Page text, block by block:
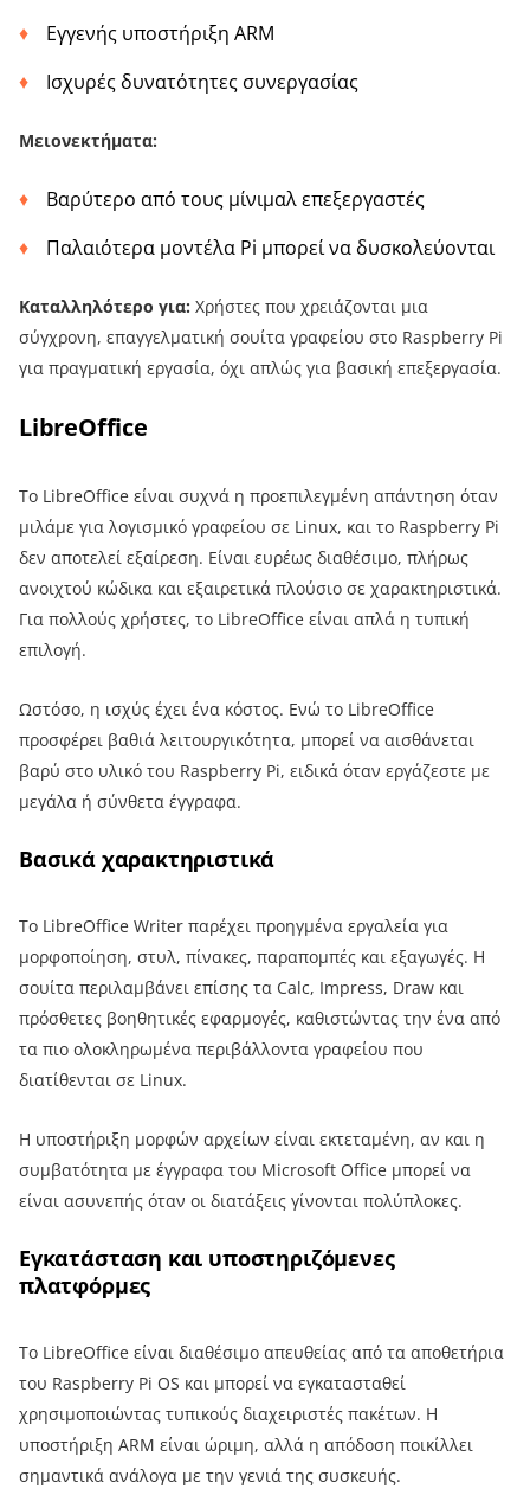
Εγγενής υποστήριξη ARM
Ισχυρές δυνατότητες συνεργασίας
Μειονεκτήματα:
Βαρύτερο από τους μίνιμαλ επεξεργαστές
Παλαιότερα μοντέλα Pi μπορεί να δυσκολεύονται
Καταλληλότερο για: Χρήστες που χρειάζονται μια
σύγχρονη, επαγγελματική σουίτα γραφείου στο Raspberry Pi
για πραγματική εργασία, όχι απλώς για βασική επεξεργασία.
LibreOffice
Το LibreOffice είναι συχνά η προεπιλεγμένη απάντηση όταν
μιλάμε για λογισμικό γραφείου σε Linux, και το Raspberry Pi
δεν αποτελεί εξαίρεση. Είναι ευρέως διαθέσιμο, πλήρως
ανοιχτού κώδικα και εξαιρετικά πλούσιο σε χαρακτηριστικά.
Για πολλούς χρήστες, το LibreOffice είναι απλά η τυπική
επιλογή.
Ωστόσο, η ισχύς έχει ένα κόστος. Ενώ το LibreOffice
προσφέρει βαθιά λειτουργικότητα, μπορεί να αισθάνεται
βαρύ στο υλικό του Raspberry Pi, ειδικά όταν εργάζεστε με
μεγάλα ή σύνθετα έγγραφα.
Βασικά χαρακτηριστικά
Το LibreOffice Writer παρέχει προηγμένα εργαλεία για
μορφοποίηση, στυλ, πίνακες, παραπομπές και εξαγωγές. Η
σουίτα περιλαμβάνει επίσης τα Calc, Impress, Draw και
πρόσθετες βοηθητικές εφαρμογές, καθιστώντας την ένα από
τα πιο ολοκληρωμένα περιβάλλοντα γραφείου που
διατίθενται σε Linux.
Η υποστήριξη μορφών αρχείων είναι εκτεταμένη, αν και η
συμβατότητα με έγγραφα του Microsoft Office μπορεί να
είναι ασυνεπής όταν οι διατάξεις γίνονται πολύπλοκες.
Εγκατάσταση και υποστηριζόμενες
πλατφόρμες
Το LibreOffice είναι διαθέσιμο απευθείας από τα αποθετήρια
του Raspberry Pi OS και μπορεί να εγκατασταθεί
χρησιμοποιώντας τυπικούς διαχειριστές πακέτων. Η
υποστήριξη ARM είναι ώριμη, αλλά η απόδοση ποικίλλει
σημαντικά ανάλογα με την γενιά της συσκευής.